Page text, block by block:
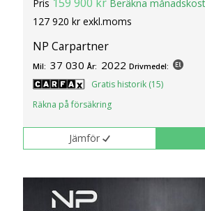
Pris
Beräkna
127 920 kr exkl.moms
NP Carpartner
Mil: 37 030 År: 2022 Drivmedel:
Gratis historik (15)
Räkna på försäkring
Jämför